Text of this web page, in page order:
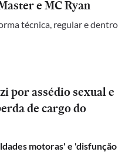
e MC Ryan
técnica, regular e dentro
por assédio sexual e
de cargo do
motoras' e 'disfunção